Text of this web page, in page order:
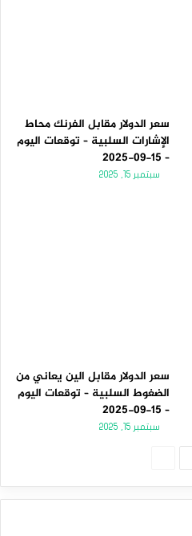
سعر الدولار مقابل الفرنك محاط
الإشارات السلبية – توقعات اليوم
– 15-09-2025
سبتمبر 15, 2025
سعر الدولار مقابل الين يعاني من
الضغوط السلبية – توقعات اليوم
– 15-09-2025
سبتمبر 15, 2025